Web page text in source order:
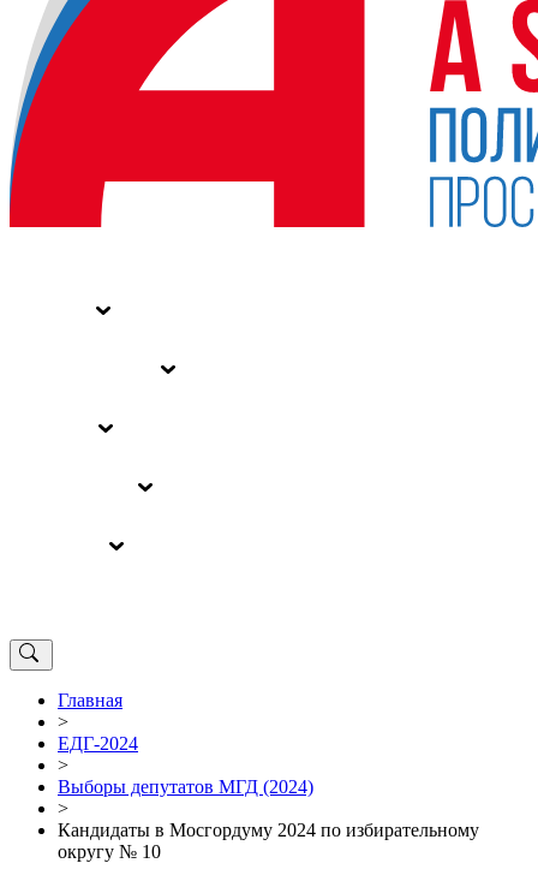
Главная
>
ЕДГ-2024
>
Выборы депутатов МГД (2024)
>
Кандидаты в Мосгордуму 2024 по избирательному
округу № 10